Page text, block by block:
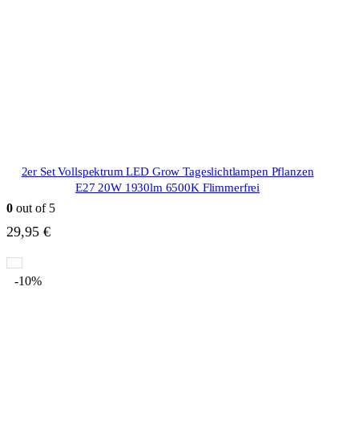
2er Set Vollspektrum LED Grow Tageslichtlampen Pflanzen
E27 20W 1930lm 6500K Flimmerfrei
0 out of 5
29,95 €
-10%